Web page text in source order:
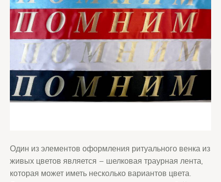
Один из элементов оформления ритуального венка из
живых цветов является – шелковая траурная лента,
которая может иметь несколько вариантов цвета.